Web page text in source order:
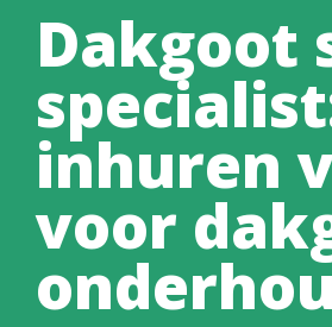
Dakgoot
inhuren
voor